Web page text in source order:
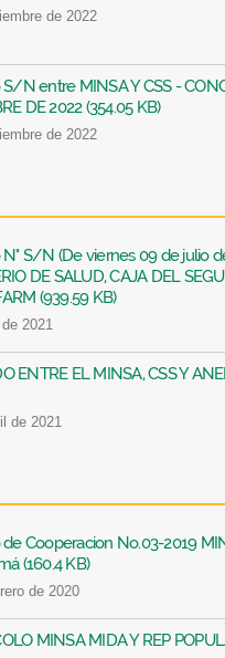
de 2022
N entre MINSA Y CSS -
DE 2022 (354.05 KB)
de 2022
S/N (De viernes 09 de julio
DE SALUD, CAJA DEL
(939.59 KB)
de 2021
ENTRE EL MINSA, CSS Y
de 2021
Cooperacion No.03-2019
(160.4 KB)
de 2020
MINSA MIDA Y REP